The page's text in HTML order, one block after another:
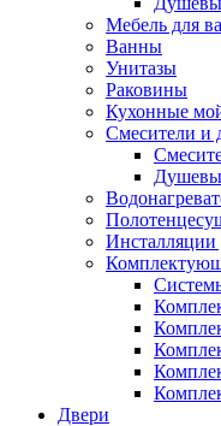
Мебель для
Ванны
Унитазы
Раковины
Кухонные
Смесители и
Инсталляции
Двери